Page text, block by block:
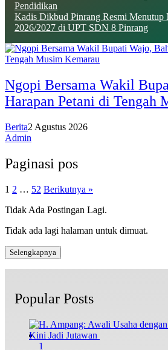
Pendidikan
Kadis Dikbud Pinrang Resmi Menutup
2026/2027 di UPT SDN 8 Pinrang
Ngopi Bersama Wakil
Harapan Petani di Tengah
Berita2 Agustus 2026
Admin
Paginasi pos
1 2 … 52 Berikutnya »
Tidak Ada Postingan Lagi.
Tidak ada lagi halaman untuk dimuat.
Selengkapnya
Popular Posts
1